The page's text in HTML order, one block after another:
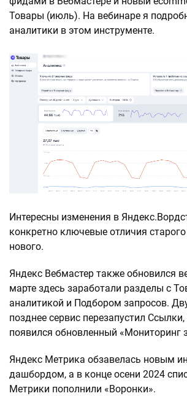
Товары (июль). На вебинаре я
аналитики в этом инструменте.
Интересны изменения в
конкретно ключевые отличия
нового.
Яндекс Вебмастер также обновился
марте здесь заработали разделы с
аналитикой и Подбором запросов.
позднее сервис перезапустил
появился обновленный «Мониторинг
Яндекс Метрика обзавелась новым
дашбордом, а в конце осени 2024
Метрики пополнили «Воронки».